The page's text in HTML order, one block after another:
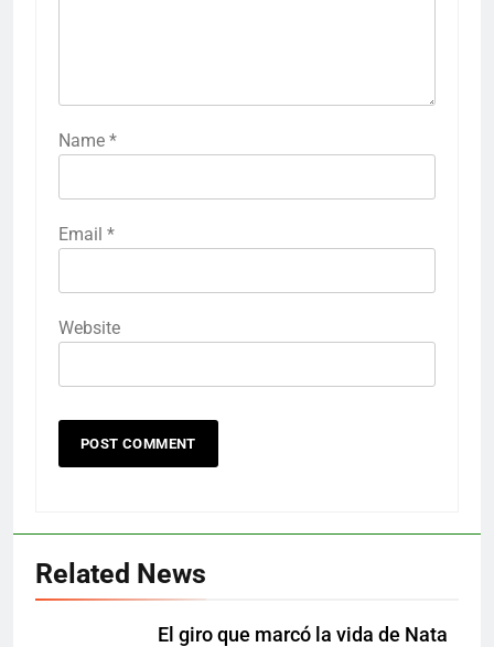
Name *
Email *
Website
Related News
El giro que marcó la vida de Nata